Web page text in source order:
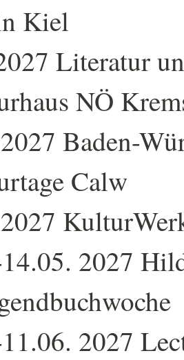
Kiel
Literatur
NÖ
Baden-
Calw
2027
2027